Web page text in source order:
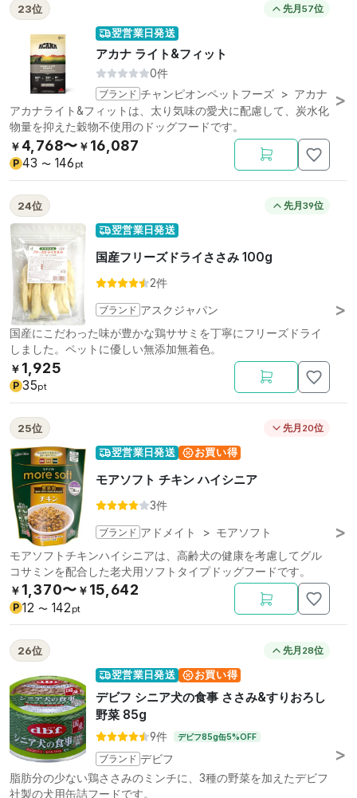
23位 先月57位
翌営業日発送
アカナ ライト&フィット
0件
ブランド チャンピオンペットフーズ > アカナ
アカナライト&フィットは、太り気味の愛犬に配慮して、炭水化
物量を抑えた穀物不使用のドッグフードです。
￥ 4,768〜 ￥ 16,087
P 43 〜 146 pt
24位 先月39位
翌営業日発送
国産フリーズドライささみ 100g
2件
ブランド アスクジャパン
国産にこだわった味が豊かな鶏ササミを丁寧にフリーズドライ
しました。ペットに優しい無添加無着色。
￥ 1,925
P 35pt
25位 先月20位
翌営業日発送 お買い得
モアソフト チキン ハイシニア
3件
ブランド アドメイト > モアソフト
モアソフトチキンハイシニアは、高齢犬の健康を考慮してグル
コサミンを配合した老犬用ソフトタイプドッグフードです。
￥ 1,370〜 ￥ 15,642
P 12 〜 142 pt
26位 先月28位
翌営業日発送 お買い得
デビフ シニア犬の食事 ささみ&すりおろし
野菜 85g
9件 デビフ85g缶5%OFF
ブランド デビフ
脂肪分の少ない鶏ささみのミンチに、3種の野菜を加えたデビフ
社製の犬用缶詰フードです。